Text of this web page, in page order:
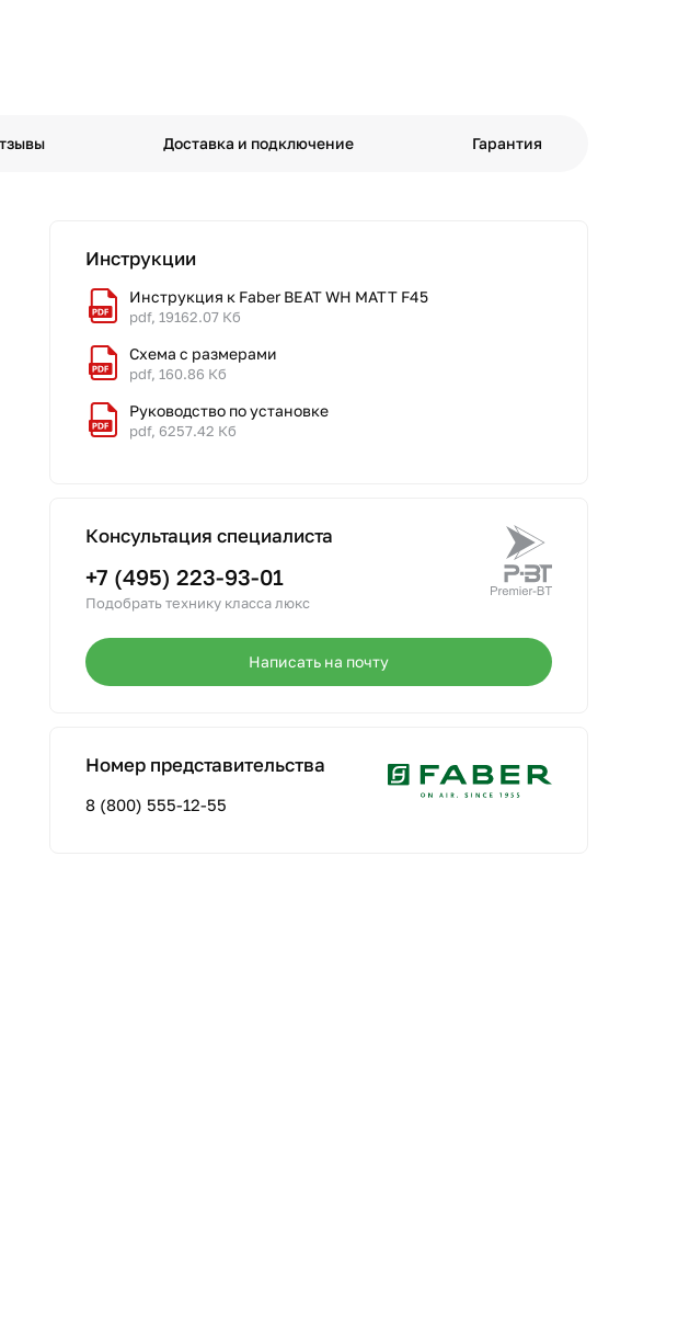
Доставка и подключение Гарантия
Инструкции
Инструкция к Faber BEAT WH MATT F45
pdf, 19162.07 Кб
Схема с размерами
pdf, 160.86 Кб
Руководство по установке
pdf, 6257.42 Кб
Консультация специалиста
+7 (495) 223-93-01
Подобрать технику класса люкс
Написать на почту
Номер представительства
8 (800) 555-12-55